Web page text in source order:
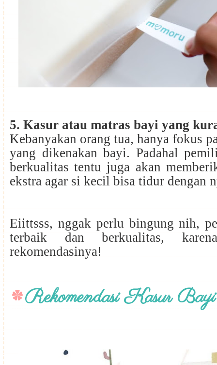
5. Kasur atau matras bayi yang
Kebanyakan orang tua, hanya fokus
yang dikenakan bayi. Padahal
berkualitas tentu juga akan
ekstra agar si kecil bisa tidur dengan
Eiittsss, nggak perlu bingung nih,
terbaik dan berkualitas,
rekomendasinya!
Rekomendasi Kasur